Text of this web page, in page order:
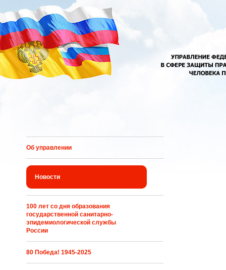
Перейти к основному содержанию
Об управлении
Новости
100 лет со дня образования
государственной санитарно-
эпидемиологической службы
России
80 Победа! 1945-2025